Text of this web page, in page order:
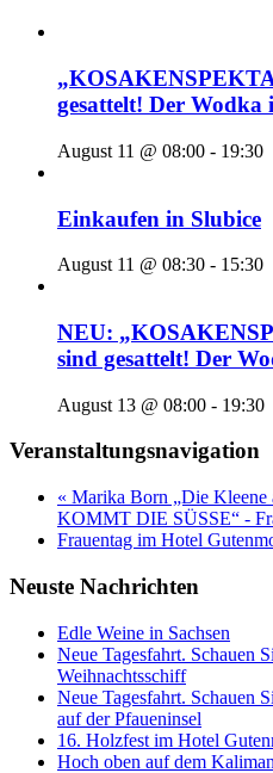
gesattelt! Der Wodka
August 11 @ 08:00 - 19:30
Einkaufen in Slubice
August 11 @ 08:30 - 15:30
NEU:
sind gesattelt! Der
August 13 @ 08:00 - 19:30
Veranstaltungsnavigation
« Marika Born „Die Kleene
KOMMT DIE SÜSSE“ -
Frauentag im Hotel
Neuste Nachrichten
Edle Weine in Sachsen
Neue Tagesfahrt. Schauen
Weihnachtsschiff
Neue Tagesfahrt. Schauen
auf der Pfaueninsel
16. Holzfest im Hotel
Hoch oben auf dem